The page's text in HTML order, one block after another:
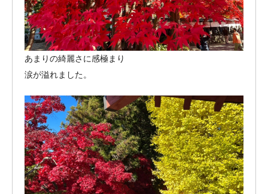
あまりの綺麗さに感極まり
涙が溢れました。